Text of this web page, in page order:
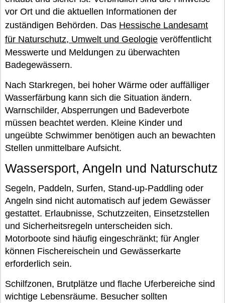
vor Ort und die aktuellen Informationen der
zuständigen Behörden. Das Hessische Landesamt
für Naturschutz, Umwelt und Geologie veröffentlicht
Messwerte und Meldungen zu überwachten
Badegewässern.
Nach Starkregen, bei hoher Wärme oder auffälliger
Wasserfärbung kann sich die Situation ändern.
Warnschilder, Absperrungen und Badeverbote
müssen beachtet werden. Kleine Kinder und
ungeübte Schwimmer benötigen auch an bewachten
Stellen unmittelbare Aufsicht.
Wassersport, Angeln und Naturschutz
Segeln, Paddeln, Surfen, Stand-up-Paddling oder
Angeln sind nicht automatisch auf jedem Gewässer
gestattet. Erlaubnisse, Schutzzeiten, Einsetzstellen
und Sicherheitsregeln unterscheiden sich.
Motorboote sind häufig eingeschränkt; für Angler
können Fischereischein und Gewässerkarte
erforderlich sein.
Schilfzonen, Brutplätze und flache Uferbereiche sind
wichtige Lebensräume. Besucher sollten